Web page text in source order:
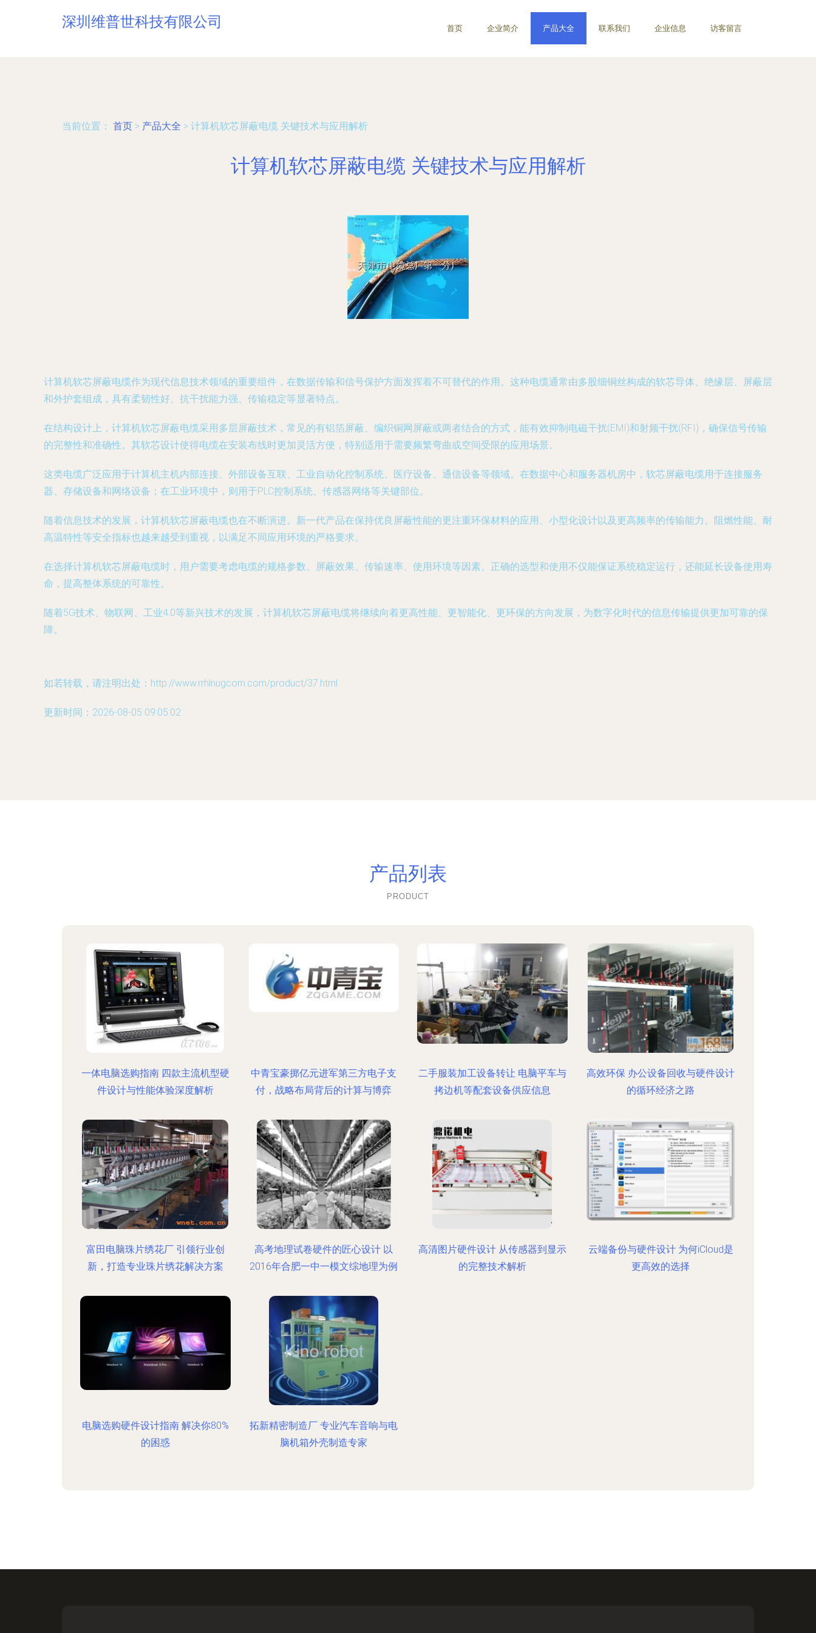
深圳维普世科技有限公司 首页 企业简介 产品大全 联系我们 企业信息 访客留言
当前位置： 首页 > 产品大全 > 计算机软芯屏蔽电缆 关键技术与应用解析
计算机软芯屏蔽电缆 关键技术与应用解析
计算机软芯屏蔽电缆作为现代信息技术领域的重要组件，在数据传输和信号保护方面发挥着不可替代的作用。这种电缆通常由多股细铜丝构成的软芯导体、绝缘层、屏蔽层
和外护套组成，具有柔韧性好、抗干扰能力强、传输稳定等显著特点。
在结构设计上，计算机软芯屏蔽电缆采用多层屏蔽技术，常见的有铝箔屏蔽、编织铜网屏蔽或两者结合的方式，能有效抑制电磁干扰(EMI)和射频干扰(RFI)，确保信号传输
的完整性和准确性。其软芯设计使得电缆在安装布线时更加灵活方便，特别适用于需要频繁弯曲或空间受限的应用场景。
这类电缆广泛应用于计算机主机内部连接、外部设备互联、工业自动化控制系统、医疗设备、通信设备等领域。在数据中心和服务器机房中，软芯屏蔽电缆用于连接服务
器、存储设备和网络设备；在工业环境中，则用于PLC控制系统、传感器网络等关键部位。
随着信息技术的发展，计算机软芯屏蔽电缆也在不断演进。新一代产品在保持优良屏蔽性能的更注重环保材料的应用、小型化设计以及更高频率的传输能力。阻燃性能、耐
高温特性等安全指标也越来越受到重视，以满足不同应用环境的严格要求。
在选择计算机软芯屏蔽电缆时，用户需要考虑电缆的规格参数、屏蔽效果、传输速率、使用环境等因素。正确的选型和使用不仅能保证系统稳定运行，还能延长设备使用寿
命，提高整体系统的可靠性。
随着5G技术、物联网、工业4.0等新兴技术的发展，计算机软芯屏蔽电缆将继续向着更高性能、更智能化、更环保的方向发展，为数字化时代的信息传输提供更加可靠的保
障。
如若转载，请注明出处：http://www.rrhlnugcom.com/product/37.html
更新时间：2026-08-05 09:05:02
产品列表
PRODUCT
一体电脑选购指南 四款主流机型硬
件设计与性能体验深度解析
中青宝豪掷亿元进军第三方电子支
付，战略布局背后的计算与博弈
二手服装加工设备转让 电脑平车与
拷边机等配套设备供应信息
高效环保 办公设备回收与硬件设计
的循环经济之路
富田电脑珠片绣花厂 引领行业创
新，打造专业珠片绣花解决方案
高考地理试卷硬件的匠心设计 以
2016年合肥一中一模文综地理为例
高清图片硬件设计 从传感器到显示
的完整技术解析
云端备份与硬件设计 为何iCloud是
更高效的选择
电脑选购硬件设计指南 解决你80%
的困惑
拓新精密制造厂 专业汽车音响与电
脑机箱外壳制造专家